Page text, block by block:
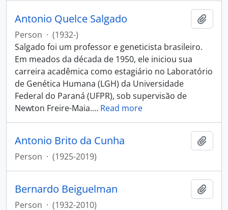
Antonio Quelce Salgado
Person · (1932-)
Salgado foi um professor e geneticista brasileiro.
Em meados da década de 1950, ele iniciou sua
carreira acadêmica como estagiário no Laboratório
de Genética Humana (LGH) da Universidade
Federal do Paraná (UFPR), sob supervisão de
Newton Freire-Maia.… Read more
Antonio Brito da Cunha
Person · (1925-2019)
Bernardo Beiguelman
Person · (1932-2010)